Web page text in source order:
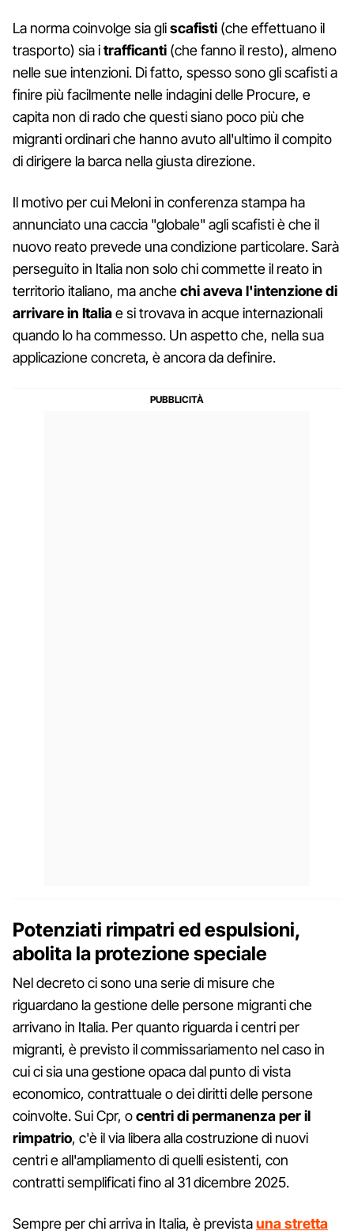
La norma coinvolge sia gliscafisti (che effettuano il
trasporto) sia itrafficanti (che fanno il resto), almeno
nelle sue intenzioni. Di fatto, spesso sono gli scafisti a
finire più facilmente nelle indagini delle Procure, e
capita non di rado che questi siano poco più che
migranti ordinari che hanno avuto all'ultimo il compito
di dirigere la barca nella giusta direzione.
Il motivo per cui Meloni in conferenza stampa ha
annunciato una caccia "globale" agli scafisti è che il
nuovo reato prevede una condizione particolare. Sarà
perseguito in Italia non solo chi commette il reato in
territorio italiano, ma anchechi aveva l'intenzione di
arrivare in Italiae si trovava in acque internazionali
quando lo ha commesso. Un aspetto che, nella sua
applicazione concreta, è ancora da definire.
Potenziati rimpatri ed espulsioni,
abolita la protezione speciale
Nel decreto ci sono una serie di misure che
riguardano la gestione delle persone migranti che
arrivano in Italia. Per quanto riguarda i centri per
migranti, è previsto il commissariamento nel caso in
cui ci sia una gestione opaca dal punto di vista
economico, contrattuale o dei diritti delle persone
coinvolte. Sui Cpr, ocentri di permanenza per il
rimpatrio, c'è il via libera alla costruzione di nuovi
centri e all'ampliamento di quelli esistenti, con
contratti semplificati fino al 31 dicembre 2025.
Sempre per chi arriva in Italia, è previstauna stretta